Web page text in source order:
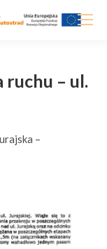
ruchu – ul.
–